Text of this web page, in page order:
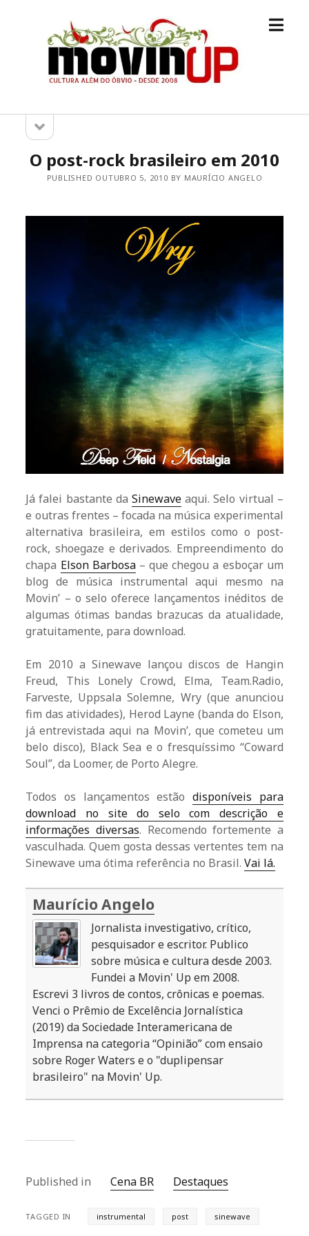
M.O.V.I.N
[UP]
open
Sidebarsidebar
O post-rock brasileiro em 2010
PUBLISHED OUTUBRO 5, 2010 BY MAURÍCIO ANGELO
Já falei bastante da Sinewave aqui. Selo virtual –
e outras frentes – focada na música experimental
alternativa brasileira, em estilos como o post-
rock, shoegaze e derivados. Empreendimento do
chapa Elson Barbosa– que chegou a esboçar um
blog de música instrumental aqui mesmo na
Movin’ – o selo oferece lançamentos inéditos de
algumas ótimas bandas brazucas da atualidade,
gratuitamente, para download.
Em 2010 a Sinewave lançou discos de Hangin
Freud, This Lonely Crowd, Elma, Team.Radio,
Farveste, Uppsala Solemne, Wry (que anunciou
fim das atividades), Herod Layne (banda do Elson,
já entrevistada aqui na Movin’, que cometeu um
belo disco), Black Sea e o fresquíssimo “Coward
Soul”, da Loomer, de Porto Alegre.
Todos os lançamentos estãodisponíveis para
download no site do selo com descrição e
informações diversas. Recomendo fortemente a
vasculhada. Quem gosta dessas vertentes tem na
Sinewave uma ótima referência no Brasil.Vai lá.
Maurício Angelo
Jornalista investigativo, crítico,
pesquisador e escritor. Publico
sobre música e cultura desde 2003.
Fundei a Movin' Up em 2008.
Escrevi 3 livros de contos, crônicas e poemas.
Venci o Prêmio de Excelência Jornalística
(2019) da Sociedade Interamericana de
Imprensa na categoria “Opinião” com ensaio
sobre Roger Waters e o "duplipensar
brasileiro" na Movin' Up.
Published in Cena BR Destaques
TAGGED IN instrumental post sinewave